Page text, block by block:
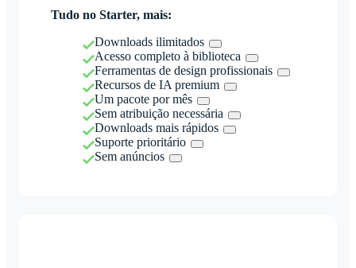
Tudo no Starter, mais:
Downloads ilimitados
Acesso completo à biblioteca
Ferramentas de design profissionais
Recursos de IA premium
Um pacote por mês
Sem atribuição necessária
Downloads mais rápidos
Suporte prioritário
Sem anúncios